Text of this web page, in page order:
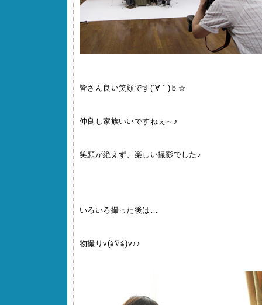
皆さん良い笑顔です(´∀｀)ｂ☆
仲良し家族いいですねぇ～♪
笑顔が絶えず、楽しい撮影でした♪
いろいろ撮った後は…
物撮りv(≧∇≦)v♪♪